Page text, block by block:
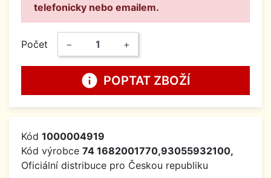
telefonicky nebo emailem.
Počet − +
info POPTAT ZBOŽÍ
Kód 1000004919
Kód výrobce 74 1682001770,93055932100,
Oficiální distribuce pro Českou republiku